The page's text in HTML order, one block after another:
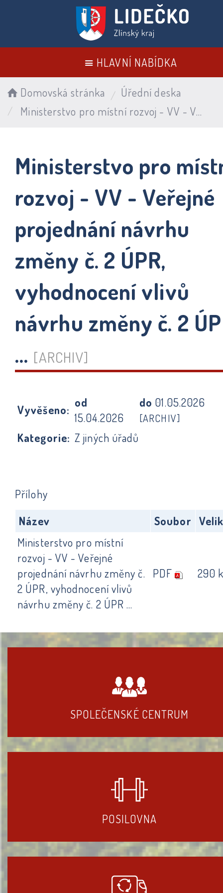
HLAVNÍ NABÍDKA
Domovská stránka
Úřední deska
Ministerstvo pro místní rozvoj - VV - Veřejné projednání návrhu změny č. 2 ÚPR, vyhodnocení vlivů návrhu změny č. 2 ÚPR ...
Ministerstvo pro
rozvoj - VV - Veřejné
projednání návrhu
změny č. 2 ÚPR,
vyhodnocení vlivů
návrhu změny č. 2
... [ARCHIV]
Vyvěšeno:
od
15.04.2026
do 01.05.2026
[ARCHIV]
Kategorie: Z jiných úřadů
Přílohy
Název
Soubor
Ministerstvo pro místní
rozvoj - VV - Veřejné
projednání návrhu změny č.
2 ÚPR, vyhodnocení vlivů
návrhu změny č. 2 ÚPR ...
PDF 290
SPOLEČENSKÉ CENTRUM
POSILOVNA